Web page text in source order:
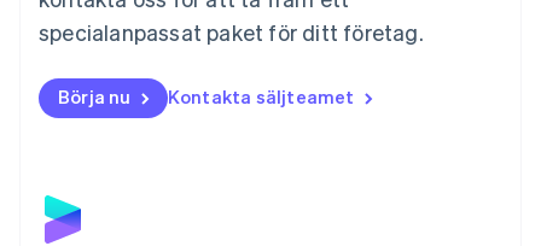
specialanpassat paket för ditt företag.
Börja nu Kontakta säljteamet
Nederländerna
NederlandsEnglish
English
Nya Zeeland
Portugal
Português